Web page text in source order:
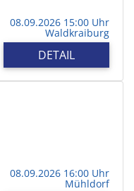
08.09.2026 15:00 Uhr
Waldkraiburg
DETAIL
08.09.2026 16:00 Uhr
Mühldorf